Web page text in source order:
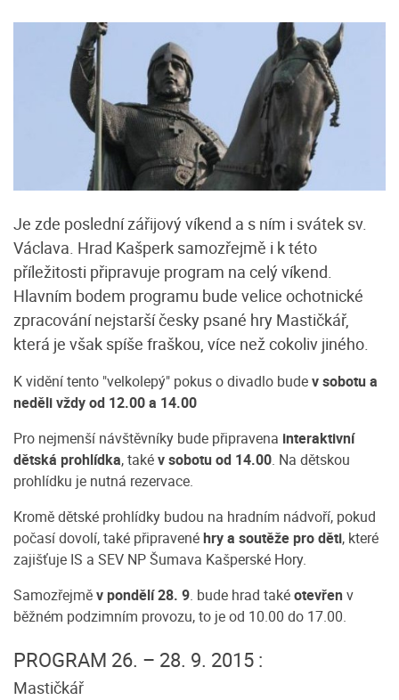
Je zde poslední zářijový víkend a s ním i svátek sv.
Václava. Hrad Kašperk samozřejmě i k této
příležitosti připravuje program na celý víkend.
Hlavním bodem programu bude velice ochotnické
zpracování nejstarší česky psané hry Mastičkář,
která je však spíše fraškou, více než cokoliv jiného.
K vidění tento "velkolepý" pokus o divadlo budev sobotu a
neděli vždy od 12.00 a 14.00
Pro nejmenší návštěvníky bude připravena interaktivní
dětská prohlídka, takév sobotu od 14.00. Na dětskou
prohlídku je nutná rezervace.
Kromě dětské prohlídky budou na hradním nádvoří, pokud
počasí dovolí, také připravenéhry a soutěže pro děti, které
zajišťuje IS a SEV NP Šumava Kašperské Hory.
Samozřejměv pondělí 28. 9. bude hrad takéotevřenv
běžném podzimním provozu, to je od 10.00 do 17.00.
PROGRAM 26. – 28. 9. 2015 :
Mastičkář